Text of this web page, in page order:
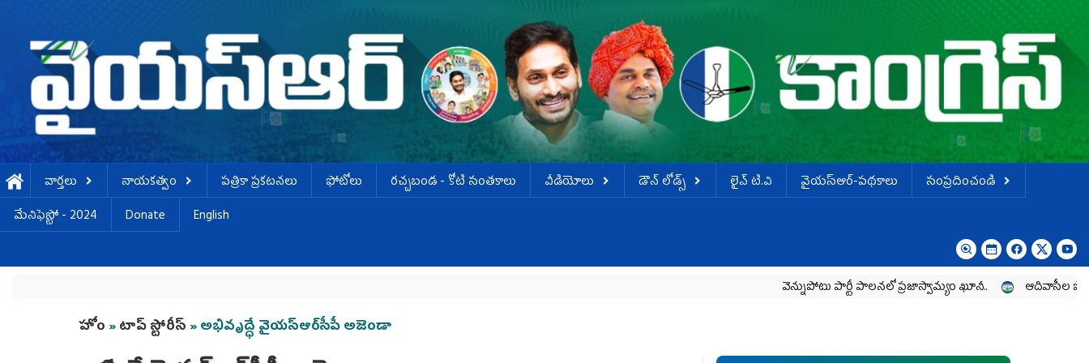
వార్తలు నాయకత్వం పత్రికా ప్రకటనలు ఫోటోలు ర‌చ్చ‌బండ‌ - కోటి సంత‌కాలు వీడియోలు డౌన్ లోడ్స్ లైవ్ టి.వి వైయస్ఆర్-పథకాలు
సంప్రదించండి
మేనిఫెస్టో - 2024
Donate English
వెన్నుపోటు పార్టీ పాలనలో ప్రజాస్వామ్యం ఖూనీ.. ఆదివాసీల పోరాటానికి
You are here
హోం »టాప్ స్టోరీస్ » అభివృద్ధే వైయ‌స్ఆర్‌సీపీ అజెండా